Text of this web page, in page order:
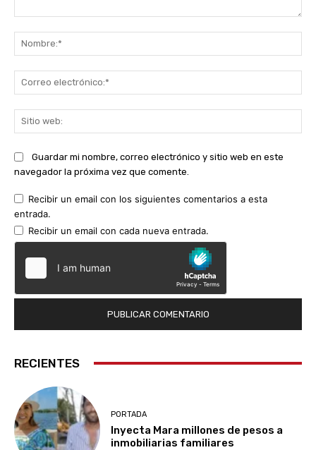
Guardar mi nombre, correo electrónico y sitio web en este
navegador la próxima vez que comente.
Recibir un email con los siguientes comentarios a esta
entrada.
Recibir un email con cada nueva entrada.
RECIENTES
PORTADA
Inyecta Mara millones de pesos a
inmobiliarias familiares